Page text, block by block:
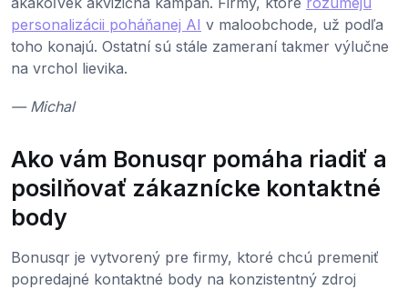
personalizácii poháňanej AI v maloobchode, už podľa
toho konajú. Ostatní sú stále zameraní takmer výlučne
na vrchol lievika.
— Michal
Ako vám Bonusqr pomáha riadiť a
posilňovať zákaznícke kontaktné
body
Bonusqr je vytvorený pre firmy, ktoré chcú premeniť
popredajné kontaktné body na konzistentný zdroj